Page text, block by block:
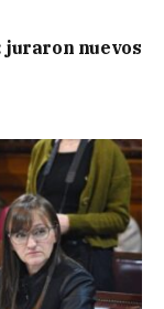
juraron nuevos